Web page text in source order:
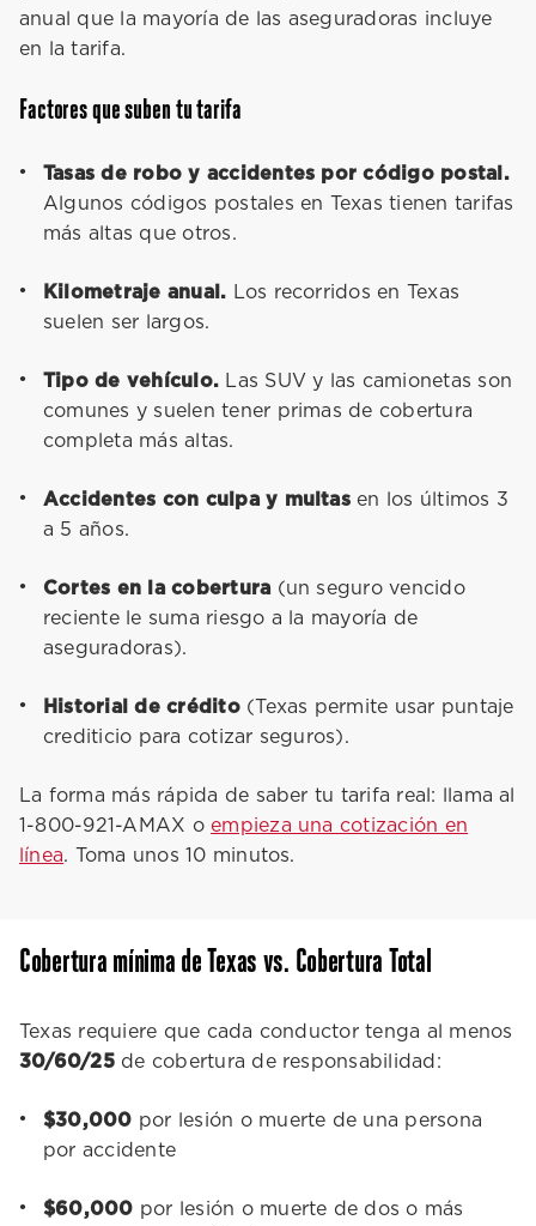
anual que la mayoría de las aseguradoras incluye
en la tarifa.
Factores que suben tu tarifa
Tasas de robo y accidentes por código postal.
Algunos códigos postales en Texas tienen tarifas
más altas que otros.
Kilometraje anual. Los recorridos en Texas
suelen ser largos.
Tipo de vehículo. Las SUV y las camionetas son
comunes y suelen tener primas de cobertura
completa más altas.
Accidentes con culpa y multasen los últimos 3
a 5 años.
Cortes en la cobertura (un seguro vencido
reciente le suma riesgo a la mayoría de
aseguradoras).
Historial de crédito(Texas permite usar puntaje
crediticio para cotizar seguros).
La forma más rápida de saber tu tarifa real: llama al
1-800-921-AMAX oempieza una cotización en
línea. Toma unos 10 minutos.
Cobertura mínima de Texas vs. Cobertura Total
Texas requiere que cada conductor tenga al menos
30/60/25de cobertura de responsabilidad:
$30,000 por lesión o muerte de una persona
por accidente
$60,000 por lesión o muerte de dos o más